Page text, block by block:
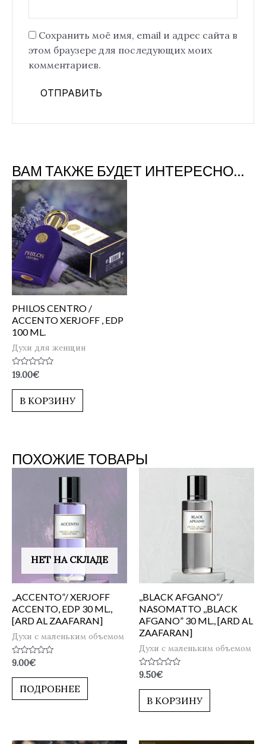
Сохранить моё имя, email и адрес сайта в
этом браузере для последующих моих
комментариев.
ВАМ ТАКЖЕ БУДЕТ ИНТЕРЕСНО…
PHILOS CENTRO /
ACCENTO XERJOFF , EDP
100 ML.
Духи для женщин
Оценка
0
из
19.00€
В КОРЗИНУ
ПОХОЖИЕ ТОВАРЫ
НЕТ НА СКЛАДЕ
,,ACCENTO”/ XERJOFF
ACCENTO, EDP 30 ML.,
[ARD AL ZAAFARAN]
Духи с маленьким объемом
Оценка
из
9.00€
ПОДРОБНЕЕ
,,BLACK AFGANO”/
NASOMATTO ,,BLACK
AFGANO” 30 ML., [ARD AL
ZAAFARAN]
Духи с маленьким объемом
Оценка
из
9.50€
В КОРЗИНУ